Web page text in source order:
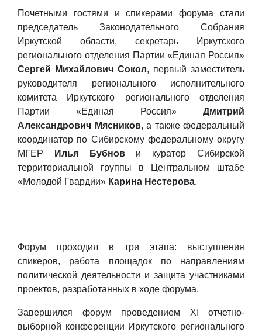
Почетными гостями и спикерами форума стали
председатель Законодательного Собрания
Иркутской области, секретарь Иркутского
регионального отделения Партии «Единая Россия»
Сергей Михайлович Сокол, первый заместитель
руководителя регионального исполнительного
комитета Иркутского регионального отделения
Партии «Единая Россия» Дмитрий
Александрович Мясников, а также федеральный
координатор по Сибирскому федеральному округу
МГЕР
Илья Бубнови куратор Сибирской
территориальной группы в Центральном штабе
«Молодой Гвардии» Карина Нестерова.
Форум проходил в три этапа: выступления
спикеров, работа площадок по направлениям
политической деятельности и защита участниками
проектов, разработанных в ходе форума.
Завершился форум проведением XI отчетно-
выборной конференции Иркутского регионального